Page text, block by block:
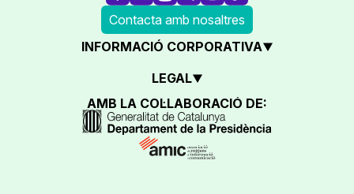
Contacta amb nosaltres
INFORMACIÓ CORPORATIVA
LEGAL
AMB LA COL·LABORACIÓ DE: